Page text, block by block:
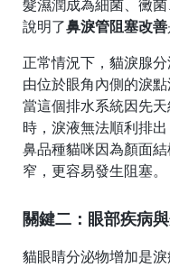
髮濕潤成為細菌、黴菌
說明了鼻淚管阻塞改善
正常情況下，貓淚腺
由位於眼角內側的淚
當這個排水系統因先
時，淚液無法順利排
鼻品種貓咪因為顏面
窄，更容易發生阻塞。
關鍵二：眼部疾病
貓眼睛分泌物增加是淚